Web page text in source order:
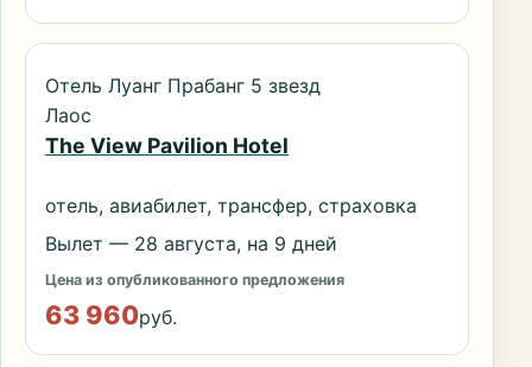
Отель Луанг Прабанг 5 звезд
Лаос
The View Pavilion Hotel
отель, авиабилет, трансфер, страховка
Вылет — 28 августа, на 9 дней
Цена из опубликованного предложения
63 960руб.